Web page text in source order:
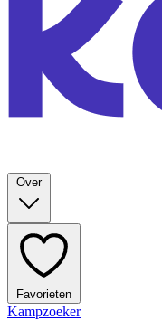
Over
Favorieten
Kampzoeker